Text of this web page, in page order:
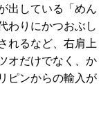
出している「めん
わりにかつおぶし
れるなど、右肩上
オだけでなく、か
ピンからの輸入が